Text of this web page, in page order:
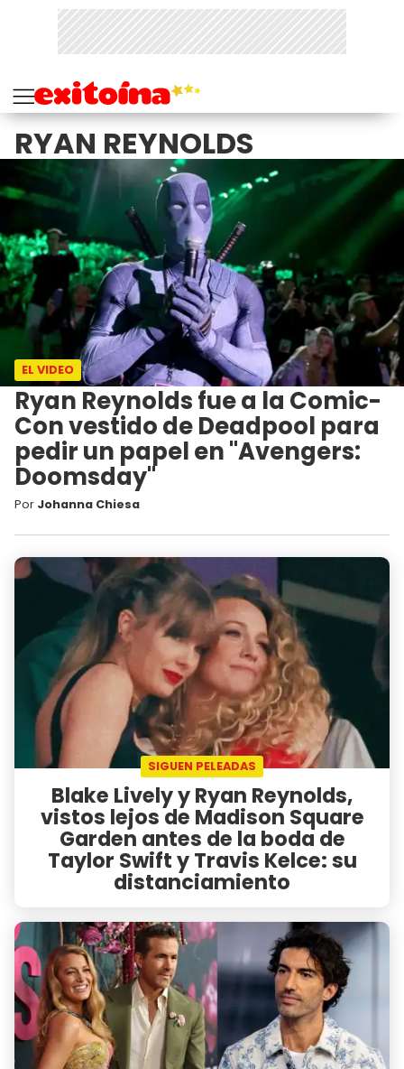
RYAN REYNOLDS
EL VIDEO
Ryan Reynolds fue a la Comic-
Con vestido de Deadpool para
pedir un papel en "Avengers:
Doomsday"
Por Johanna Chiesa
SIGUEN PELEADAS
Blake Lively y Ryan Reynolds,
vistos lejos de Madison Square
Garden antes de la boda de
Taylor Swift y Travis Kelce: su
distanciamiento